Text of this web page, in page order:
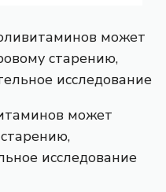
может
исследование